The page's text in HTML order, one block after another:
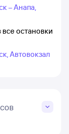
– Анапа,
остановки
Автовокзал